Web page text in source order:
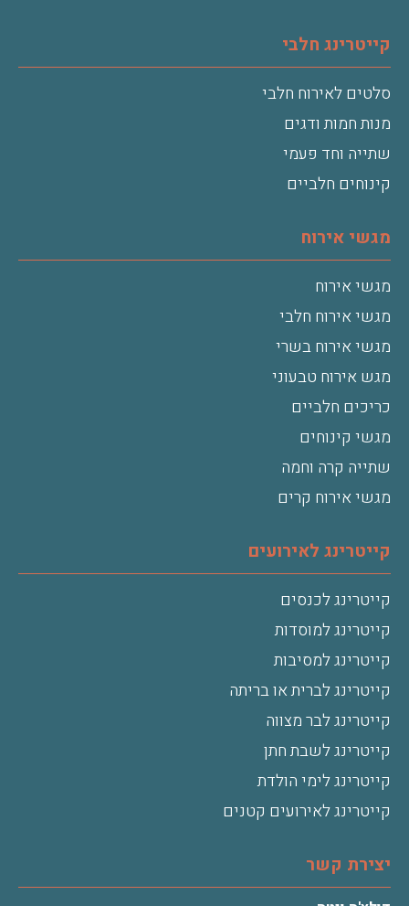
קייטרינג חלבי
סלטים לאירוח חלבי
מנות חמות ודגים
שתייה וחד פעמי
קינוחים חלביים
מגשי אירוח
מגשי אירוח
מגשי אירוח חלבי
מגשי אירוח בשרי
מגש אירוח טבעוני
כריכים חלביים
מגשי קינוחים
שתייה קרה וחמה
מגשי אירוח קרים
קייטרינג לאירועים
קייטרינג לכנסים
קייטרינג למוסדות
קייטרינג למסיבות
קייטרינג לברית או בריתה
קייטרינג לבר מצווה
קייטרינג לשבת חתן
קייטרינג לימי הולדת
קייטרינג לאירועים קטנים
יצירת קשר